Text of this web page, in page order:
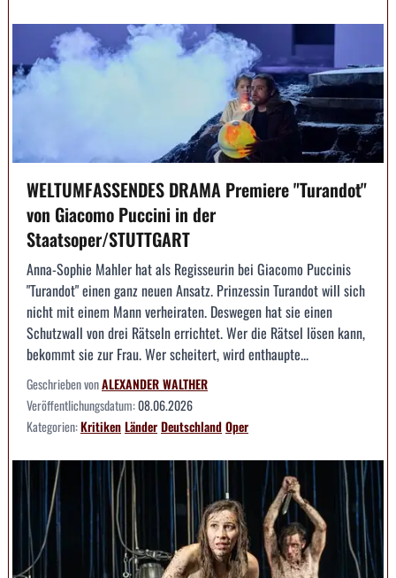
WELTUMFASSENDES DRAMA Premiere "Turandot"
von Giacomo Puccini in der
Staatsoper/STUTTGART
Anna-Sophie Mahler hat als Regisseurin bei Giacomo Puccinis
"Turandot" einen ganz neuen Ansatz. Prinzessin Turandot will sich
nicht mit einem Mann verheiraten. Deswegen hat sie einen
Schutzwall von drei Rätseln errichtet. Wer die Rätsel lösen kann,
bekommt sie zur Frau. Wer scheitert, wird enthaupte...
Geschrieben vonALEXANDER WALTHER
Veröffentlichungsdatum:08.06.2026
Kategorien:KritikenLänderDeutschlandOper